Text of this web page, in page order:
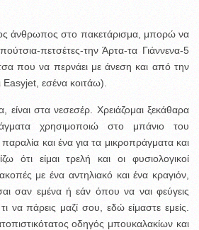
άνθρωπος στο πακετάρισμα, μπορώ να
πετσέτες-την Άρτα-τα Γιάννενα-5
που να περνάει με άνεση και από την
Εasyjet, εσένα κοιτάω).
στα νεσεσέρ. Χρειάζομαι ξεκάθαρα
χρησιμοποιώ στο μπάνιο του
και ένα για τα μικροπράγματα και
ότι είμαι τρελή και οι φυσιολογικοί
με ένα αντηλιακό και ένα κραγιόν,
σαν εμένα ή εάν όπου να ναι φεύγεις
να πάρεις μαζί σου, εδώ είμαστε εμείς.
οδηγός μπουκαλακίων και